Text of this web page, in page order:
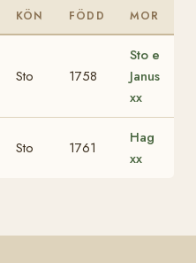
KÖN FÖDD MOR
Sto 1758
Sto e
Janus
xx
Sto 1761
Hag
xx